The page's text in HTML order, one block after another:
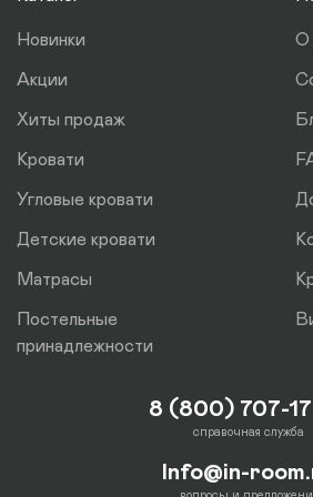
Новинки
Акции
Хиты продаж
Кровати
Угловые кровати
Детские кровати
Матрасы
Постельные
принадлежности
О
8 (800) 707-
справочная служба
Info@in-